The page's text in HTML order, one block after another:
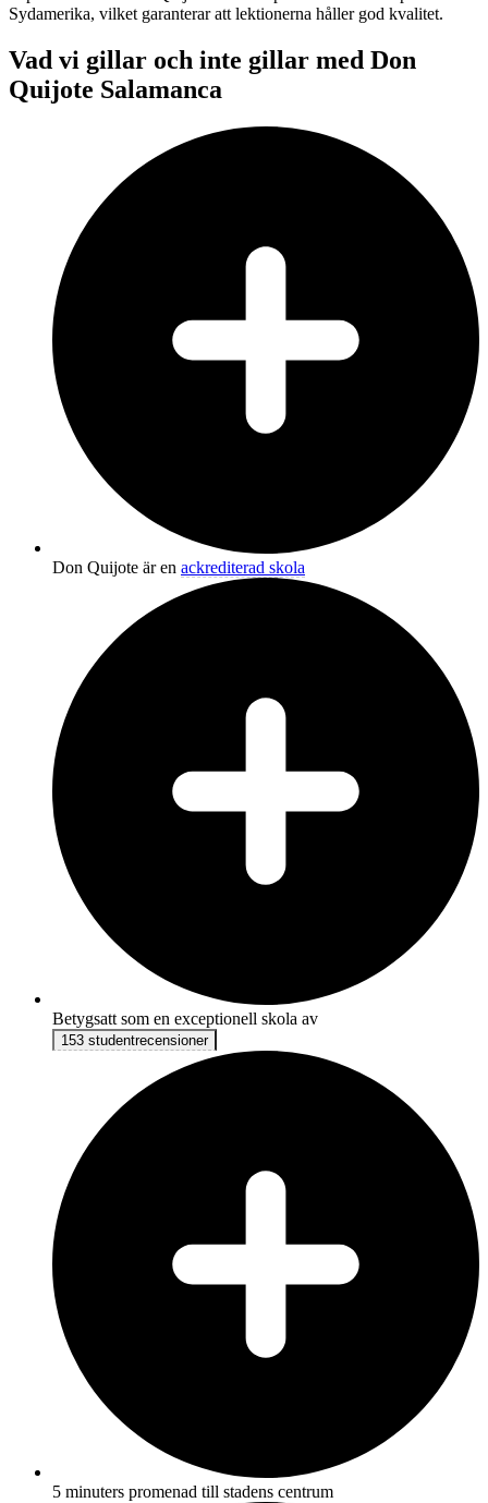
Sydamerika, vilket garanterar att lektionerna håller god kvalitet.
Vad vi gillar och inte gillar med Don
Quijote Salamanca
Don Quijote är en ackrediterad skola
Betygsatt som en exceptionell skola av
153 studentrecensioner
5 minuters promenad till stadens centrum